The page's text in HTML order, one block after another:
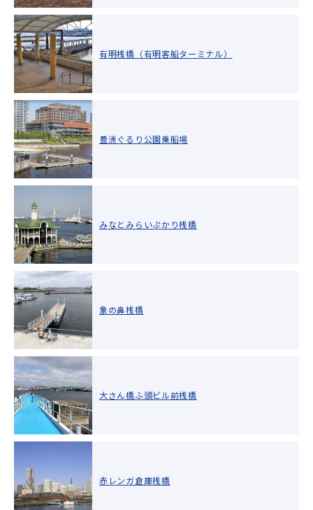
有明桟橋（有明客船ターミナル）
豊洲ぐるり公園乗船場
みなとみらいぷかり桟橋
象の鼻桟橋
大さん橋ふ頭ビル前桟橋
赤レンガ倉庫桟橋